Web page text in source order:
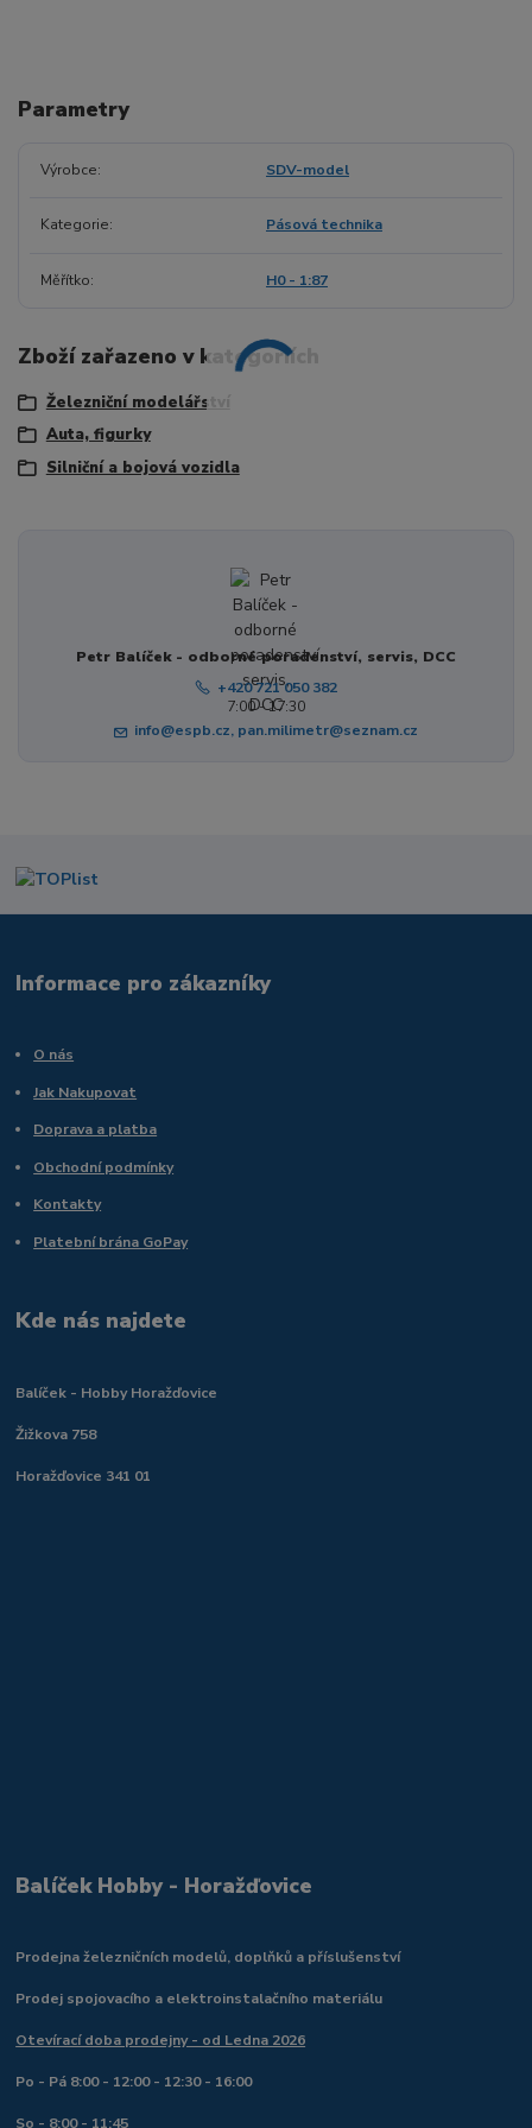
Parametry
Výrobce SDV-model
Kategorie Pásová technika
Měřítko H0 - 1:87
Zboží zařazeno v kategoriích
Železniční modelářství
Auta, figurky
Silniční a bojová vozidla
Petr Balíček - odborné poradenství, servis, DCC
+420 721 050 382
7:00 - 17:30
info@espb.cz, pan.milimetr@seznam.cz
Informace pro zákazníky
O nás
Jak Nakupovat
Doprava a platba
Obchodní podmínky
Kontakty
Platební brána GoPay
Kde nás najdete
Balíček - Hobby Horažďovice
Žižkova 758
Horažďovice 341 01
Balíček Hobby - Horažďovice
Prodejna železničních modelů, doplňků a příslušenství
Prodej spojovacího a elektroinstalačního materiálu
Otevírací doba prodejny - od Ledna 2026
Po - Pá 8:00 - 12:00 - 12:30 - 16:00
So - 8:00 - 11:45